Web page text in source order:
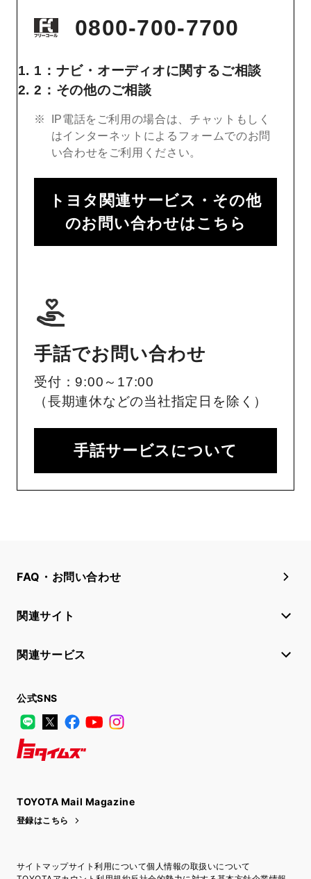
0800-700-7700
1：ナビ・オーディオに関するご相談
2：その他のご相談
IP電話をご利用の場合は、チャットもしく
はインターネットによるフォームでのお問
い合わせをご利用ください。
トヨタ関連サービス・その他
のお問い合わせはこちら
手話でお問い合わせ
受付：9:00～17:00
（長期連休などの当社指定日を除く）
手話サービスについて
FAQ・お問い合わせ
関連サイト
関連サービス
公式SNS
LINE
X FacebookYouTube
TOYOTA Mail Magazine
登録はこちら
サイトマップサイト利用について個人情報の取扱いについて